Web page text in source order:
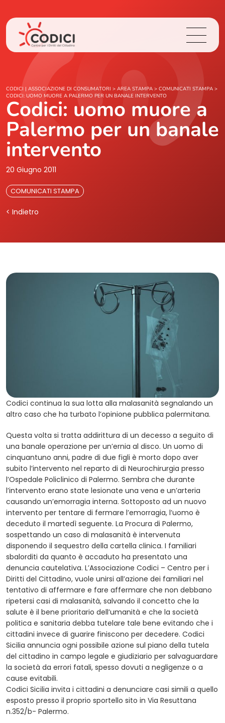
Chi Siamo
Cosa Facciamo
Area Stampa
CODICI | ASSOCIAZIONE DI CONSUMATORI > AREA STAMPA > COMUNICATI STAMPA >
CODICI: UOMO MUORE A PALERMO PER UN BANALE INTERVENTO
Codici: uomo muore a
Palermo per un banale
intervento
20 Giugno 2011
COMUNICATI STAMPA
< Indietro
Codici continua la sua lotta alla malasanità segnalando un
altro caso che ha turbato l’opinione pubblica palermitana.
Questa volta si tratta addirittura di un decesso a seguito di
una banale operazione per un’ernia al disco. Un uomo di
cinquantuno anni, padre di due figli è morto dopo aver
subito l’intervento nel reparto di di Neurochirurgia presso
l’Ospedale Policlinico di Palermo. Sembra che durante
l’intervento erano state lesionate una vena e un’arteria
causando un’emorragia interna. Sottoposto ad un nuovo
intervento per tentare di fermare l’emorragia, l’uomo è
deceduto il martedì seguente. La Procura di Palermo,
sospettando un caso di malasanità è intervenuta
disponendo il sequestro della cartella clinica. I familiari
sbalorditi da quanto è accaduto ha presentato una
denuncia cautelativa. L’Associazione Codici – Centro per i
Diritti del Cittadino, vuole unirsi all’azione dei familiari nel
tentativo di affermare e fare affermare che non debbano
ripetersi casi di malasanità, salvando il concetto che la
salute è il bene prioritario dell’umanità e che la società
politica e sanitaria debba tutelare tale bene evitando che i
cittadini invece di guarire finiscono per decedere. Codici
Sicilia annuncia ogni possibile azione sul piano della tutela
del cittadino in campo legale e giudiziario per salvaguardare
la società da errori fatali, spesso dovuti a negligenze o a
cause evitabili.
Codici Sicilia invita i cittadini a denunciare casi simili a quello
esposto presso il proprio sportello sito in Via Resuttana
n.352/b- Palermo.